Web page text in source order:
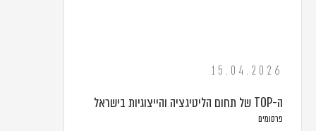
15.04.2026
ה-TOP של תחום הליטיגציה והייצוגיות בישראל
פרסומים